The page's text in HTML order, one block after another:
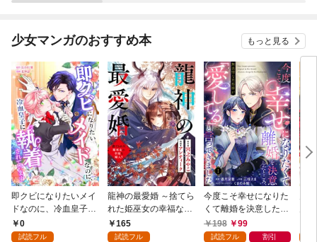
少女マンガのおすすめ本 もっと見る
即クビになりたいメイ
ドなのに、冷血皇子に
執着されています第1
話
0
試読フル
龍神の最愛婚 ～捨てら
れた姫巫女の幸福な嫁
入り～: 1
165
試読フル
今度こそ幸せになりた
くて離婚を決意したと
ころ、無表情な旦那様
が「愛してる」と言っ
198 99
試読フル 割引